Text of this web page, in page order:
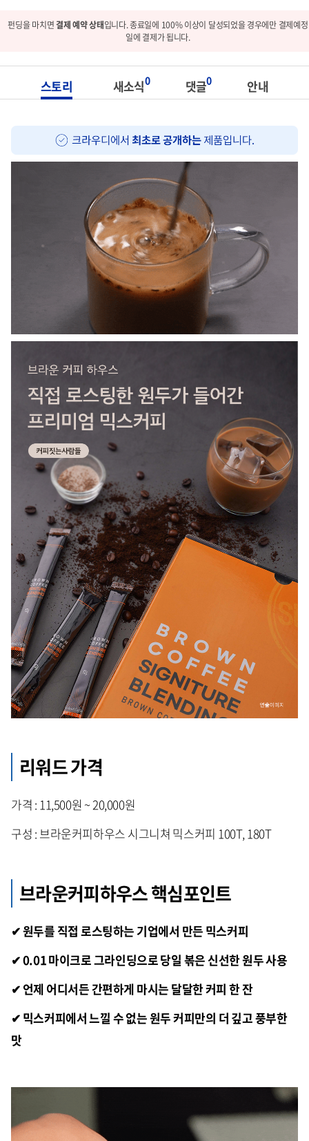
펀딩을 마치면결제 예약 상태입니다. 종료일에 100% 이상이 달성되었을 경우에만 결제예정
일에 결제가 됩니다.
스토리 새소식0 댓글0 안내
리워드 가격
가격 : 11,500원 ~ 20,000원
구성 : 브라운커피하우스 시그니쳐 믹스커피 100T, 180T
브라운커피하우스 핵심포인트
✔ 원두를 직접 로스팅하는 기업에서 만든 믹스커피
✔ 0.01 마이크로 그라인딩으로 당일 볶은 신선한 원두 사용
✔ 언제 어디서든 간편하게 마시는 달달한 커피 한 잔
✔ 믹스커피에서 느낄 수 없는 원두 커피만의 더 깊고 풍부한
맛